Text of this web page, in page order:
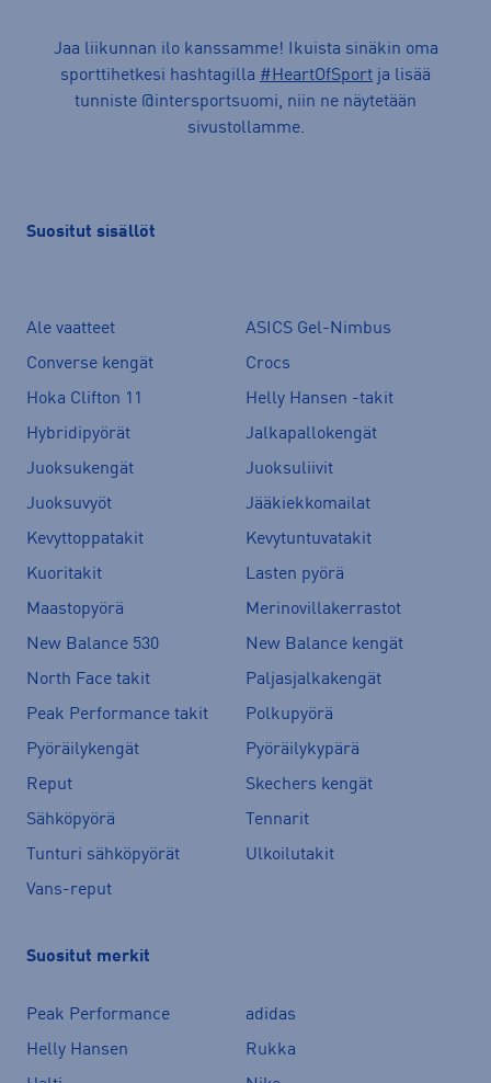
Jaa liikunnan ilo kanssamme! Ikuista sinäkin oma
sporttihetkesi hashtagilla #HeartOfSport ja lisää
tunniste @intersportsuomi, niin ne näytetään
sivustollamme.
Suositut sisällöt
Ale vaatteet
ASICS Gel-Nimbus
Converse kengät
Crocs
Hoka Clifton 11
Helly Hansen -takit
Hybridipyörät
Jalkapallokengät
Juoksukengät
Juoksuliivit
Juoksuvyöt
Jääkiekkomailat
Kevyttoppatakit
Kevytuntuvatakit
Kuoritakit
Lasten pyörä
Maastopyörä
Merinovillakerrastot
New Balance 530
New Balance kengät
North Face takit
Paljasjalkakengät
Peak Performance takit
Polkupyörä
Pyöräilykengät
Pyöräilykypärä
Reput
Skechers kengät
Sähköpyörä
Tennarit
Tunturi sähköpyörät
Ulkoilutakit
Vans-reput
Suositut merkit
Peak Performance
adidas
Helly Hansen
Rukka